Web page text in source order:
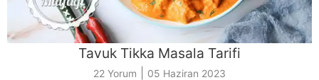
Tavuk Tikka Masala Tarifi
22 Yorum 05 Haziran 2023